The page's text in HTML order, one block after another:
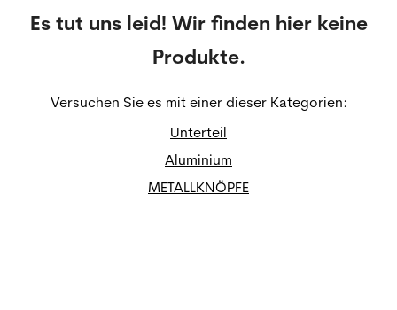
Es tut uns leid! Wir finden hier keine
Produkte.
Versuchen Sie es mit einer dieser Kategorien:
Unterteil
Aluminium
METALLKNÖPFE